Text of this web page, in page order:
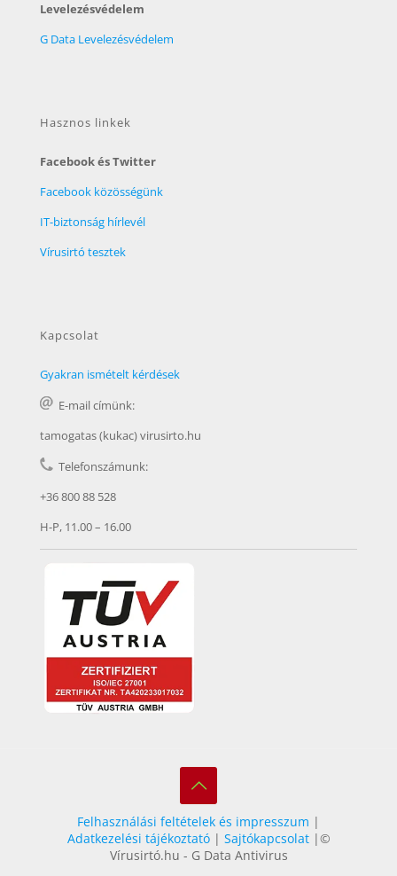
Levelezésvédelem
G Data Levelezésvédelem
Hasznos linkek
Facebook és Twitter
Facebook közösségünk
IT-biztonság hírlevél
Vírusirtó tesztek
Kapcsolat
Gyakran ismételt kérdések
E-mail címünk:
tamogatas (kukac) virusirto.hu
Telefonszámunk:
+36 800 88 528
H-P, 11.00 – 16.00
Felhasználási feltételek és impresszum |
Adatkezelési tájékoztató| Sajtókapcsolat|©
Vírusirtó.hu - G Data Antivirus